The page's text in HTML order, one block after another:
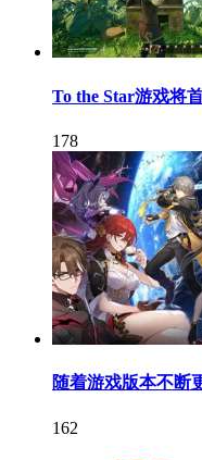
To the Star游戏将
178
随着游戏版本不断
162